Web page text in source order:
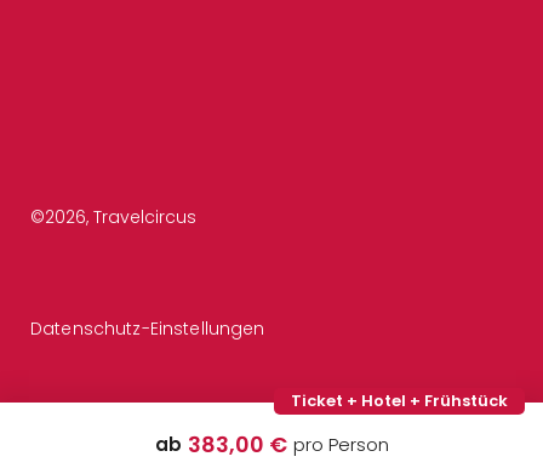
Ticket + Hotel + Frühstück
ab 383,00 € pro Person
©2026, Travelcircus
Datenschutz-Einstellungen